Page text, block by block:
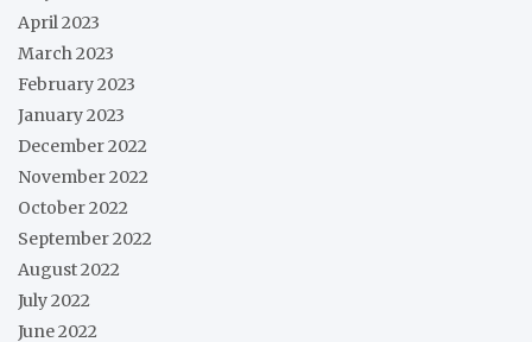
April 2023
March 2023
February 2023
January 2023
December 2022
November 2022
October 2022
September 2022
August 2022
July 2022
June 2022